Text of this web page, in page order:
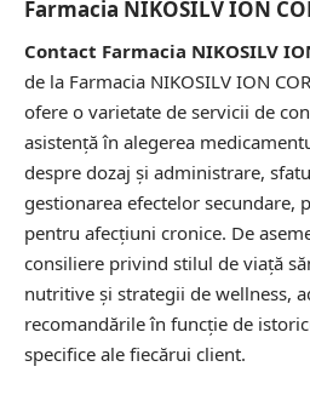
Farmacia NIKOSILV ION
Contact Farmacia NIKOSILV
de la Farmacia NIKOSILV ION
ofere o varietate de servicii de
asistență în alegerea
despre dozaj și administrare,
gestionarea efectelor secundare,
pentru afecțiuni cronice. De
consiliere privind stilul de viață
nutritive și strategii de wellness,
recomandările în funcție de
specifice ale fiecărui client.